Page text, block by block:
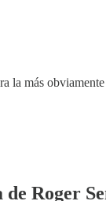
la más
de Roger